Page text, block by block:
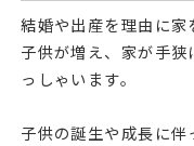
結婚や出産を理由に
子供が増え、家が手
っしゃいます。
子供の誕生や成長に伴